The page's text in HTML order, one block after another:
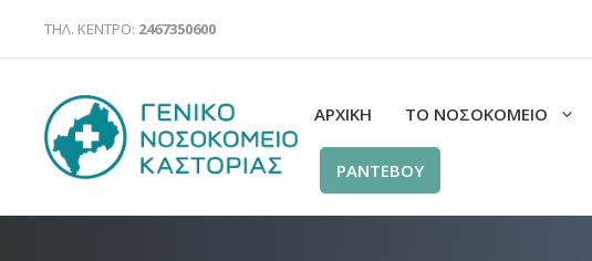
ΤΗΛ. ΚΕΝΤΡΟ: 2467350600
ΑΡΧΙΚΉ ΤΟ ΝΟΣΟΚΟΜΕΙΟ
ΡΑΝΤΕΒΟΥ